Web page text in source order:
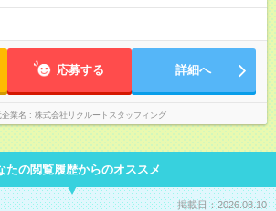
応募する 詳細へ
業名 株式会社リクルートスタッフィング
たの閲覧履歴からのオススメ
掲載日：2026.08.10